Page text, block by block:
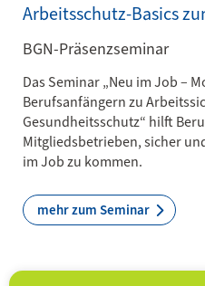
Arbeitsschutz-Basics
BGN-Präsenzseminar
Das Seminar „Neu im Job –
Berufsanfängern zu
Gesundheitsschutz“ hilft
Mitgliedsbetrieben, sicher
im Job zu kommen.
mehr zum Seminar